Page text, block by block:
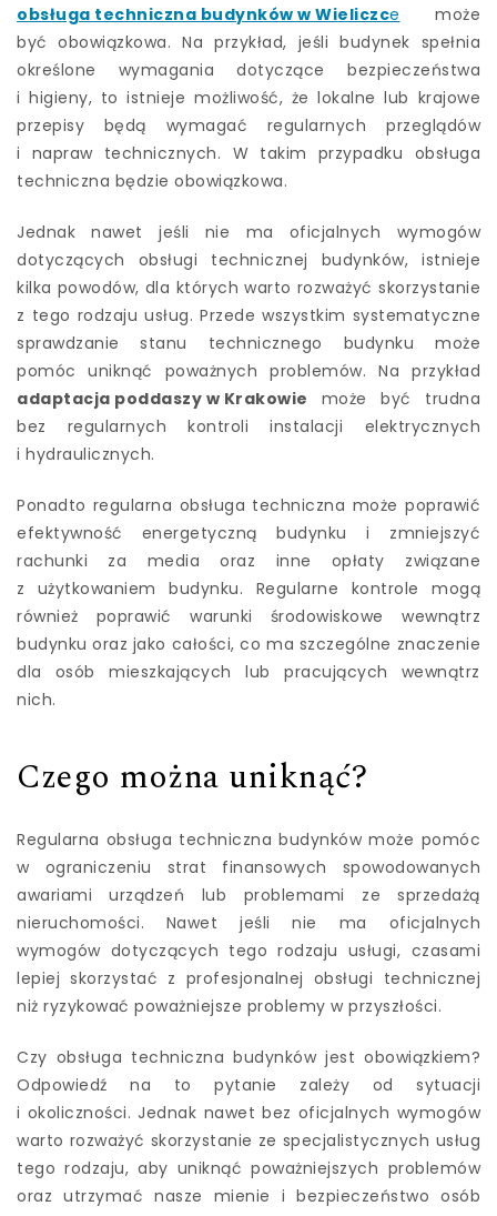
obsługa techniczna budynków w Wieliczce może
być obowiązkowa. Na przykład, jeśli budynek spełnia
określone wymagania dotyczące bezpieczeństwa
i higieny, to istnieje możliwość, że lokalne lub krajowe
przepisy będą wymagać regularnych przeglądów
i napraw technicznych. W takim przypadku obsługa
techniczna będzie obowiązkowa.
Jednak nawet jeśli nie ma oficjalnych wymogów
dotyczących obsługi technicznej budynków, istnieje
kilka powodów, dla których warto rozważyć skorzystanie
z tego rodzaju usług. Przede wszystkim systematyczne
sprawdzanie stanu technicznego budynku może
pomóc uniknąć poważnych problemów. Na przykład
adaptacja poddaszy w Krakowie może być trudna
bez regularnych kontroli instalacji elektrycznych
i hydraulicznych.
Ponadto regularna obsługa techniczna może poprawić
efektywność energetyczną budynku i zmniejszyć
rachunki za media oraz inne opłaty związane
z użytkowaniem budynku. Regularne kontrole mogą
również poprawić warunki środowiskowe wewnątrz
budynku oraz jako całości, co ma szczególne znaczenie
dla osób mieszkających lub pracujących wewnątrz
nich.
Czego można uniknąć?
Regularna obsługa techniczna budynków może pomóc
w ograniczeniu strat finansowych spowodowanych
awariami urządzeń lub problemami ze sprzedażą
nieruchomości. Nawet jeśli nie ma oficjalnych
wymogów dotyczących tego rodzaju usługi, czasami
lepiej skorzystać z profesjonalnej obsługi technicznej
niż ryzykować poważniejsze problemy w przyszłości.
Czy obsługa techniczna budynków jest obowiązkiem?
Odpowiedź na to pytanie zależy od sytuacji
i okoliczności. Jednak nawet bez oficjalnych wymogów
warto rozważyć skorzystanie ze specjalistycznych usług
tego rodzaju, aby uniknąć poważniejszych problemów
oraz utrzymać nasze mienie i bezpieczeństwo osób